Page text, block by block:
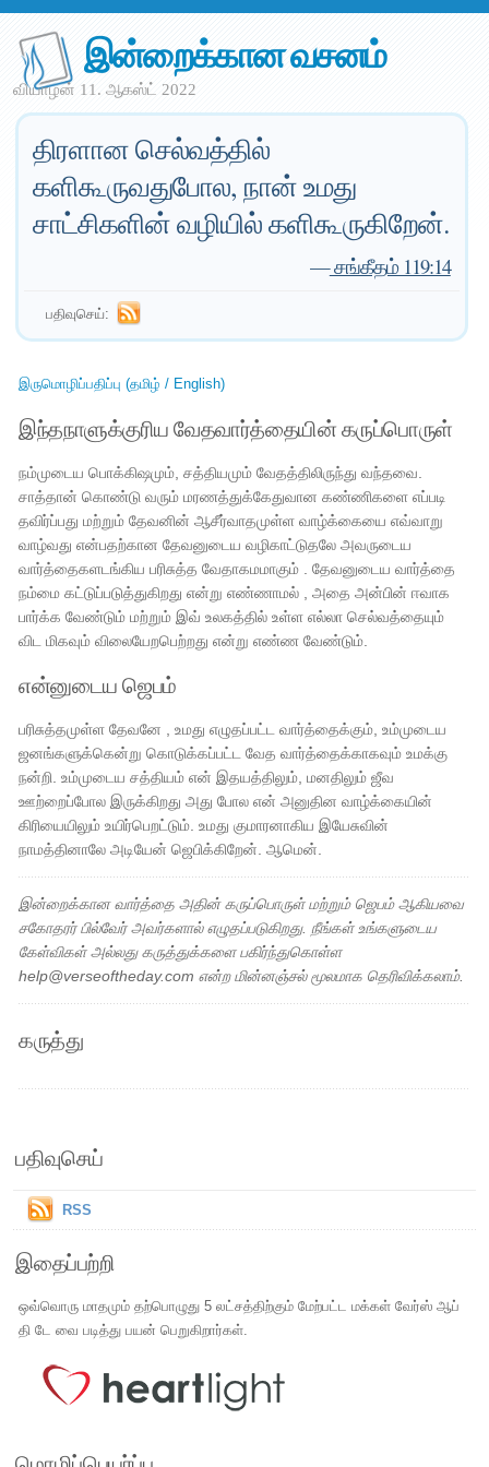
இன்றைக்கான வசனம்
வியாழன் 11. ஆகஸ்ட் 2022
திரளான செல்வத்தில்
களிகூருவதுபோல, நான் உமது
சாட்சிகளின் வழியில் களிகூருகிறேன்.
—சங்கீதம் 119:14
பதிவுசெய்:
இருமொழிப்பதிப்பு (தமிழ் / English)
இந்தநாளுக்குரிய வேதவார்த்தையின் கருப்பொருள்
நம்முடைய பொக்கிஷமும், சத்தியமும் வேதத்திலிருந்து வந்தவை.
சாத்தான் கொண்டு வரும் மரணத்துக்கேதுவான கண்ணிகளை எப்படி
தவிர்ப்பது மற்றும் தேவனின் ஆசீர்வாதமுள்ள வாழ்க்கையை எவ்வாறு
வாழ்வது என்பதற்கான தேவனுடைய வழிகாட்டுதலே அவருடைய
வார்த்தைகளடங்கிய பரிசுத்த வேதாகமமாகும் . தேவனுடைய வார்த்தை
நம்மை கட்டுப்படுத்துகிறது என்று எண்ணாமல் , அதை அன்பின் ஈவாக
பார்க்க வேண்டும் மற்றும் இவ் உலகத்தில் உள்ள எல்லா செல்வத்தையும்
விட மிகவும் விலையேறபெற்றது என்று எண்ண வேண்டும்.
என்னுடைய ஜெபம்
பரிசுத்தமுள்ள தேவனே , உமது எழுதப்பட்ட வார்த்தைக்கும், உம்முடைய
ஜனங்களுக்கென்று கொடுக்கப்பட்ட வேத வார்த்தைக்காகவும் உமக்கு
நன்றி. உம்முடைய சத்தியம் என் இதயத்திலும், மனதிலும் ஜீவ
ஊற்றைப்போல இருக்கிறது அது போல என் அனுதின வாழ்க்கையின்
கிரியையிலும் உயிர்பெறட்டும். உமது குமாரனாகிய இயேசுவின்
நாமத்தினாலே அடியேன் ஜெபிக்கிறேன். ஆமென்.
இன்றைக்கான வார்த்தை அதின் கருப்பொருள் மற்றும் ஜெபம் ஆகியவை
சகோதரர் பில்வேர் அவர்களால் எழுதப்படுகிறது. நீங்கள் உங்களுடைய
கேள்விகள் அல்லது கருத்துக்களை பகிர்ந்துகொள்ள
help@verseoftheday.com என்ற மின்னஞ்சல் மூலமாக தெரிவிக்கலாம்.
கருத்து
பதிவுசெய்
RSS
இதைப்பற்றி
ஒவ்வொரு மாதமும் தற்பொழுது 5 லட்சத்திற்கும் மேற்பட்ட மக்கள் வேர்ஸ் ஆப்
தி டே வை படித்து பயன் பெறுகிறார்கள்.